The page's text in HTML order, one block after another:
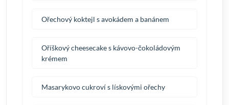
Ořechový koktejl s avokádem a banánem
Oříškový cheesecake s kávovo-čokoládovým
krémem
Masarykovo cukroví s lískovými ořechy